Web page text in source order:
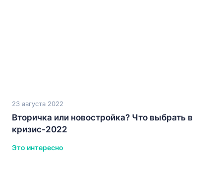
23 августа 2022
Вторичка или новостройка? Что выбрать в
кризис-2022
Это интересно